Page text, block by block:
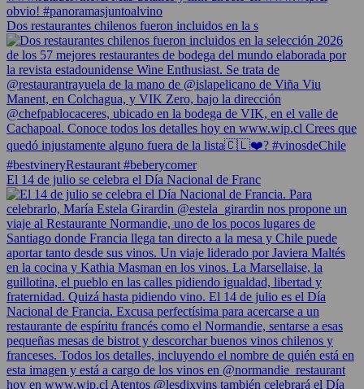
Dos restaurantes chilenos fueron incluidos en la s
El 14 de julio se celebra el Día Nacional de Franc